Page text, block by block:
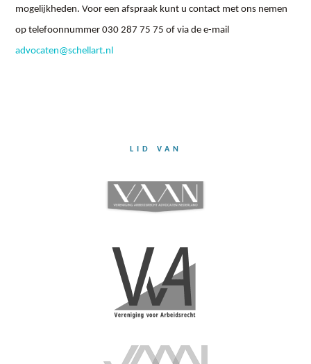
mogelijkheden. Voor een afspraak kunt u contact met ons nemen
op telefoonnummer 030 287 75 75 of via de e-mail
advocaten@schellart.nl
LID VAN